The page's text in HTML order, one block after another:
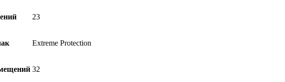
23
Extreme Protection
32